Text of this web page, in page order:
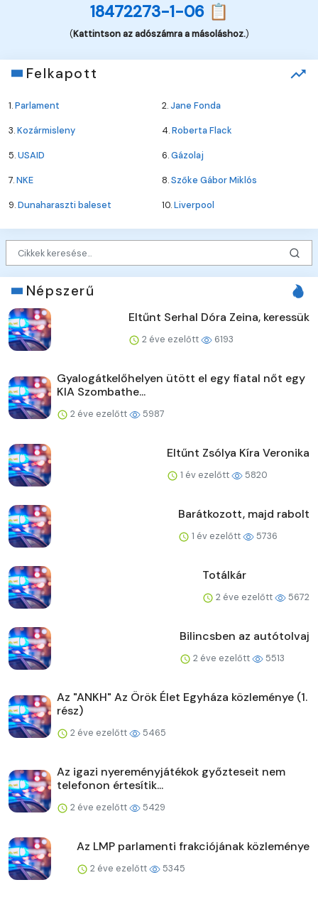
18472273-1-06 📋
(Kattintson az adószámra a másoláshoz.)
Felkapott
1.Parlament 2.Jane Fonda
3.Kozármisleny 4.Roberta Flack
5.USAID 6.Gázolaj
7.NKE 8.Szőke Gábor Miklós
9.Dunaharaszti baleset 10.Liverpool
Népszerű
Eltűnt Serhal Dóra Zeina, keressük
2 éve ezelőtt 6193
Gyalogátkelőhelyen ütött el egy fiatal nőt egy
KIA Szombathe...
2 éve ezelőtt 5987
Eltűnt Zsólya Kíra Veronika
1 év ezelőtt 5820
Barátkozott, majd rabolt
1 év ezelőtt 5736
Totálkár
2 éve ezelőtt 5672
Bilincsben az autótolvaj
2 éve ezelőtt 5513
Az "ANKH" Az Örök Élet Egyháza közleménye (1.
rész)
2 éve ezelőtt 5465
Az igazi nyereményjátékok győzteseit nem
telefonon értesítik...
2 éve ezelőtt 5429
Az LMP parlamenti frakciójának közleménye
2 éve ezelőtt 5345